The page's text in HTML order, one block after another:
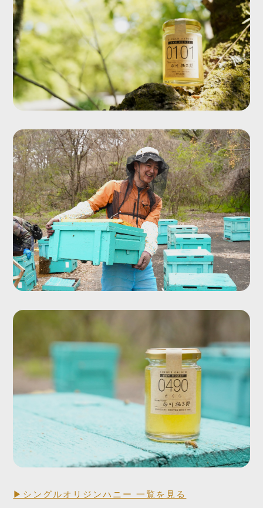
Single Origin Pure Honey
シングルオリジンハニー
とは
ハニーハンターが
買い付けした「新蜜」
RAW HONEY STORY
▶シングルオリジンハニー 一覧を見る